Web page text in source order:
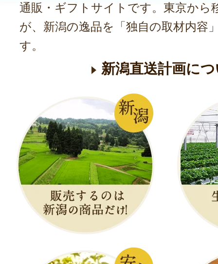
通販・ギフトサイトです。東京から
が、新潟の逸品を「独自の取材内容
す。
新潟直送計画に